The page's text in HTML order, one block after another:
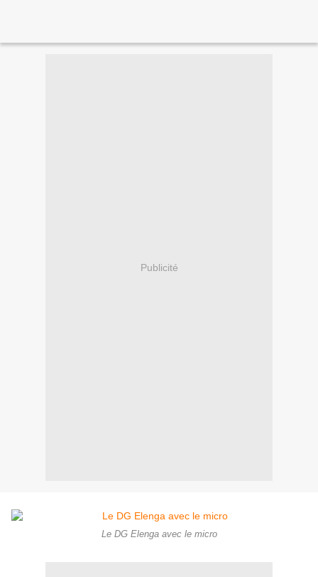
Publicité
Le DG Elenga avec le micro